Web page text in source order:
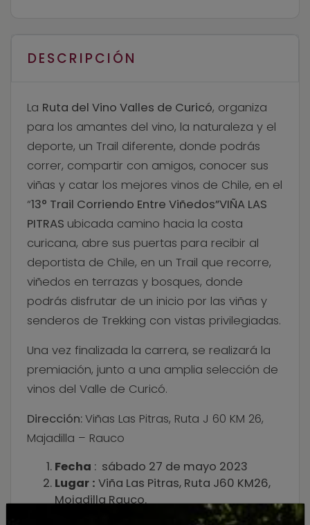
DESCRIPCIÓN
La Ruta del Vino Valles de Curicó, organiza
para los amantes del vino, la naturaleza y el
deporte, un Trail diferente, donde podrás
correr, compartir con amigos, conocer sus
viñas y catar los mejores vinos de Chile, en el
“13° Trail Corriendo Entre Viñedos”VIÑA LAS
PITRAS ubicada camino hacia la costa
curicana, abre sus puertas para recibir al
deportista de Chile, en un Trail que recorre,
viñedos en terrazas y bosques, donde
podrás disfrutar de un inicio por las viñas y
senderos de Trekking con vistas privilegiadas.
Una vez finalizada la carrera, se realizará la
premiación, junto a una amplia selección de
vinos del Valle de Curicó.
Dirección:Viñas Las Pitras, Ruta J 60 KM 26,
Majadilla – Rauco
Fecha : sábado 27 de mayo 2023
Lugar : Viña Las Pitras, Ruta J60 KM26,
Mojadilla Rauco.
Convocatoria 8:30 Horas